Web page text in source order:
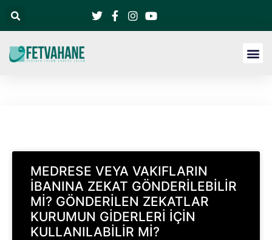
MEDRESE VEYA VAKIFLARIN
İBANINA ZEKAT GÖNDERİLEBİLİR
Mİ? GÖNDERİLEN ZEKATLAR
KURUMUN GİDERLERİ İÇİN
KULLANILABİLİR Mİ?